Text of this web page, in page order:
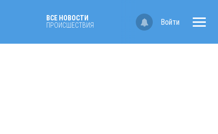
ВСЕ НОВОСТИ
ПРОИСШЕСТВИЯ
Войти